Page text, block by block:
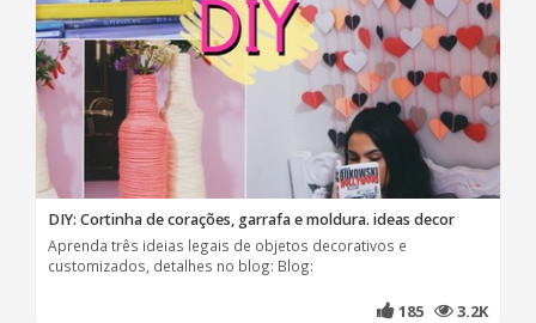
DIY: Cortinha de corações, garrafa e moldura. ideas decor
Aprenda três ideias legais de objetos decorativos e
customizados, detalhes no blog: Blog:
185 3.2K